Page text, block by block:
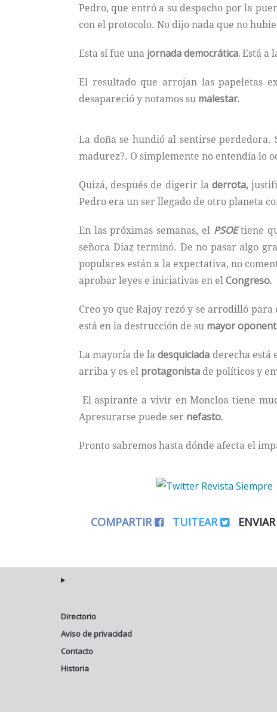
Pedro, que entró a su despacho por la
con el protocolo. No dijo nada que no
Esta sí fue una jornada democrática.Está a
El resultado que arrojan las papeletas
desapareció y notamos su malestar.
La doña se hundió al sentirse perdedora.
madurez?. O simplemente no entendía lo
Quizá, después de digerir la derrota,
Pedro era un ser llegado de otro planeta
En las próximas semanas, el PSOEtiene
señora Díaz terminó. De no pasar algo
populares están a la expectativa, no
aprobar leyes e iniciativas en elCongreso.
Creo yo que Rajoy rezó y se arrodilló
está en la destrucción de su mayor
La mayoría de ladesquiciada derecha está
arriba y es el protagonista de políticos y
El aspirante a vivir en Moncloa tiene
Apresurarse puede ser nefasto.
Pronto sabremos hasta dónde afecta el
COMPARTIR TUITEAR ENVIAR
Directorio
Aviso de privacidad
Contacto
Historia